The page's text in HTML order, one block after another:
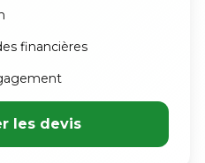
financières
les devis